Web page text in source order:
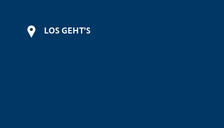
LOS GEHT'S